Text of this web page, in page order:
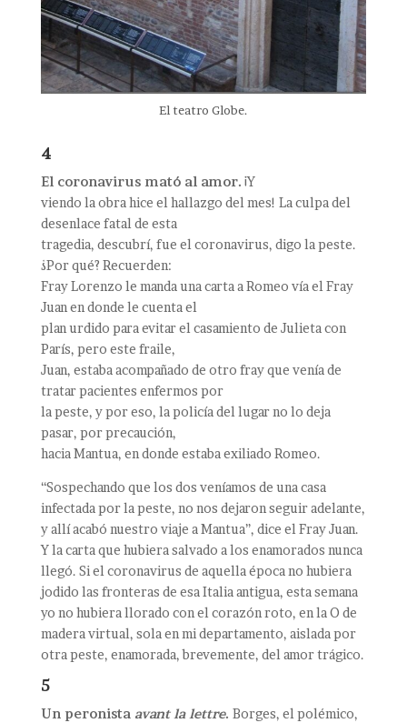
El teatro Globe.
4
El coronavirus mató al amor. ¡Y
viendo la obra hice el hallazgo del mes! La culpa del
desenlace fatal de esta
tragedia, descubrí, fue el coronavirus, digo la peste.
¿Por qué? Recuerden:
Fray Lorenzo le manda una carta a Romeo vía el Fray
Juan en donde le cuenta el
plan urdido para evitar el casamiento de Julieta con
París, pero este fraile,
Juan, estaba acompañado de otro fray que venía de
tratar pacientes enfermos por
la peste, y por eso, la policía del lugar no lo deja
pasar, por precaución,
hacia Mantua, en donde estaba exiliado Romeo.
“Sospechando que los dos veníamos de una casa
infectada por la peste, no nos dejaron seguir adelante,
y allí acabó nuestro viaje a Mantua”, dice el Fray Juan.
Y la carta que hubiera salvado a los enamorados nunca
llegó. Si el coronavirus de aquella época no hubiera
jodido las fronteras de esa Italia antigua, esta semana
yo no hubiera llorado con el corazón roto, en la O de
madera virtual, sola en mi departamento, aislada por
otra peste, enamorada, brevemente, del amor trágico.
5
Un peronista avant la lettre. Borges, el polémico,